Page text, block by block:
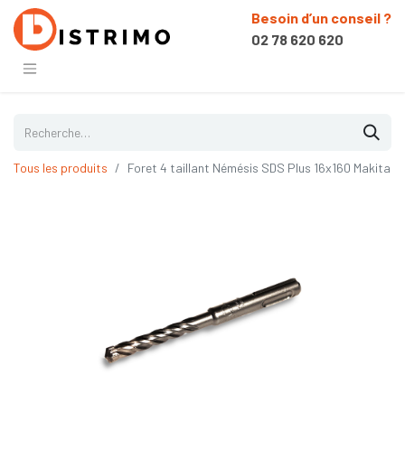
Besoin d’un conseil ?
02 78 620 620
Tous les produits Foret 4 taillant Némésis SDS Plus 16x160 Makita